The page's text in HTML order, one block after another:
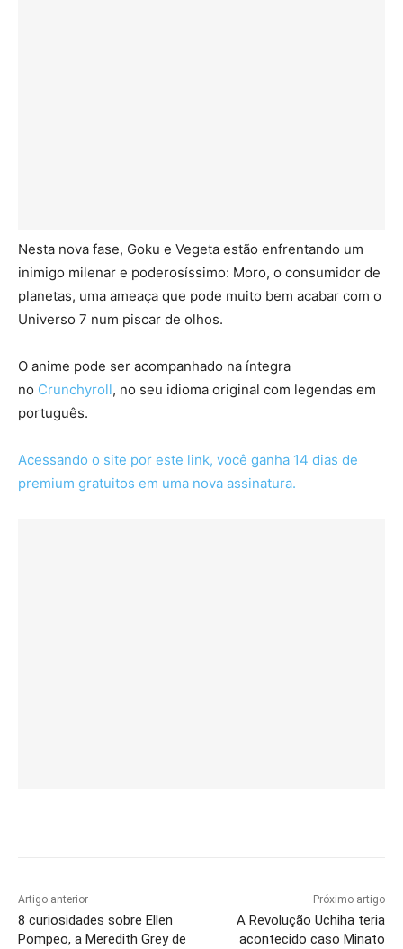
Nesta nova fase, Goku e Vegeta estão enfrentando um
inimigo milenar e poderosíssimo: Moro, o consumidor de
planetas, uma ameaça que pode muito bem acabar com o
Universo 7 num piscar de olhos.
O anime pode ser acompanhado na íntegra
no Crunchyroll, no seu idioma original com legendas em
português.
Acessando o site por este link, você ganha 14 dias de
premium gratuitos em uma nova assinatura.
Artigo anterior
8 curiosidades sobre Ellen
Pompeo, a Meredith Grey de
Próximo artigo
A Revolução Uchiha teria
acontecido caso Minato